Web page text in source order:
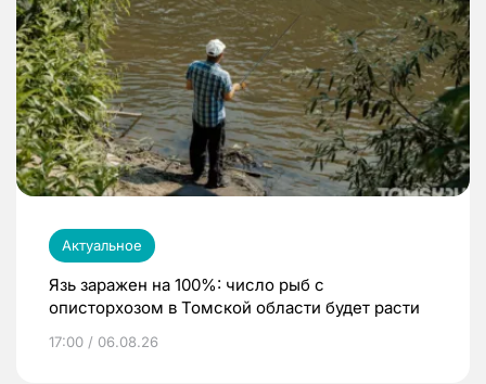
Актуальное
Язь заражен на 100%: число рыб с
описторхозом в Томской области будет расти
17:00 / 06.08.26